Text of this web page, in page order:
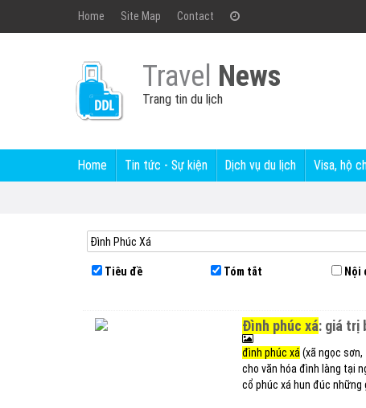
Home Site Map Contact
Travel News
Trang tin du lịch
Home Tin tức - Sự kiện Dịch vụ du lịch Visa, hộ
Tiêu đề Tóm tắt Nội
đình phúc xá: giá trị
đình phúc xá (xã ngọc
cho văn hóa đình làng tại
cổ phúc xá hun đúc những